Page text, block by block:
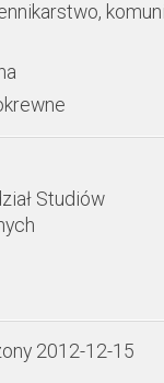
Studiów
2012-12-15